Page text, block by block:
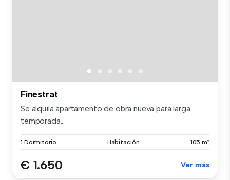
Finestrat
Se alquila apartamento de obra nueva para larga
temporada...
1 Dormitorio Habitación 105 m²
€ 1.650 Ver más